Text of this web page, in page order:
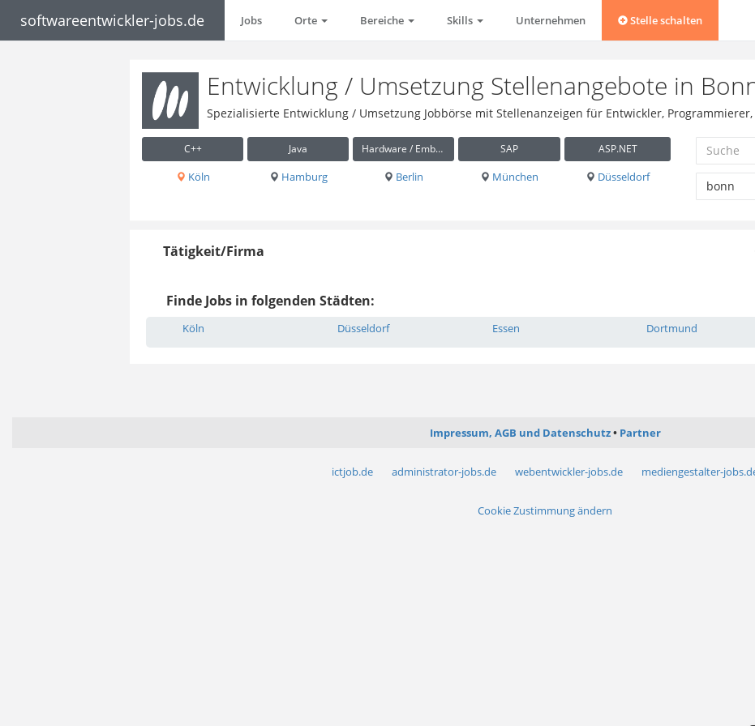
softwareentwickler-jobs.de Jobs Orte Bereiche Skills Unternehmen Stelle schalten
Entwicklung / Umsetzung Stellenangebote in
Spezialisierte Entwicklung / Umsetzung Jobbörse mit Stellenanzeigen für Entwickler,
C++ Java Hardware / Embedded SAP ASP.NET
Köln Hamburg Berlin München Düsseldorf
Tätigkeit/Firma
Finde Jobs in folgenden Städten:
Köln Düsseldorf Essen Dortmund
Impressum, AGB und Datenschutz Partner
ictjob.de administrator-jobs.de webentwickler-jobs.de mediengestalter-
Cookie Zustimmung ändern